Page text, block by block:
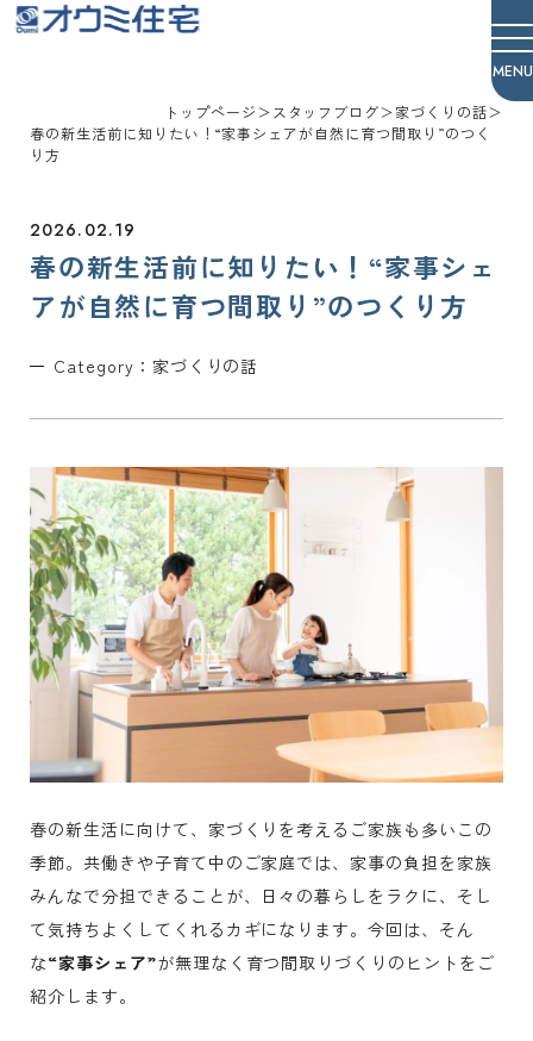
トップページ＞ スタッフブログ＞家づくりの話＞
春の新生活前に知りたい！“家事シェアが自然に育つ間取り”のつく
り方
2026.02.19
春の新生活前に知りたい！“家事シェ
アが自然に育つ間取り”のつくり方
Category： 家づくりの話
春の新生活に向けて、家づくりを考えるご家族も多いこの
季節。共働きや子育て中のご家庭では、家事の負担を家族
みんなで分担できることが、日々の暮らしをラクに、そし
て気持ちよくしてくれるカギになります。今回は、そん
な“家事シェア”が無理なく育つ間取りづくりのヒントをご
紹介します。